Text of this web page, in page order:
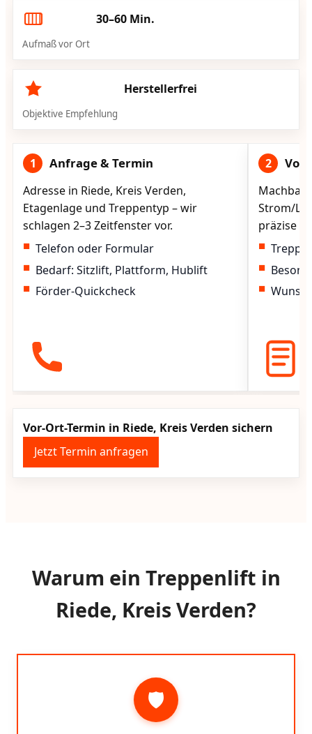
30–60 Min.
Aufmaß vor Ort
Herstellerfrei
Objektive Empfehlung
1 Anfrage & Termin
Adresse in Riede, Kreis Verden,
Etagenlage und Treppentyp – wir
schlagen 2–3 Zeitfenster vor.
Telefon oder Formular
Bedarf: Sitzlift, Plattform, Hublift
Förder-Quickcheck
2
Strom/
präzise
Vor-Ort-Termin in Riede, Kreis Verden sichern
Jetzt Termin anfragen
Warum ein Treppenlift in
Riede, Kreis Verden?
🛡️